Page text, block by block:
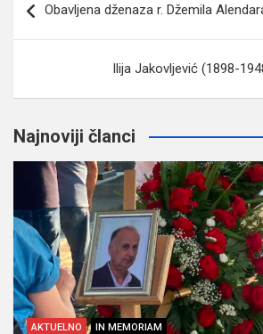
članaka
Obavljena dženaza r. Džemila
Ilija Jakovljević (1898-
Najnoviji članci
AKTUELNO IN MEMORIAM